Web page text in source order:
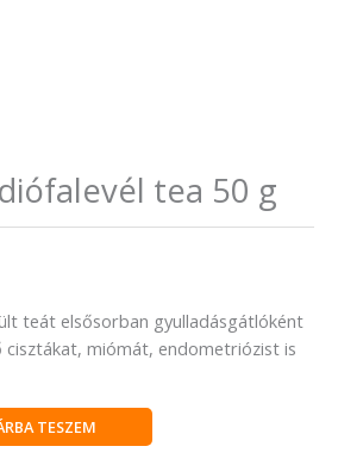
tea 50 g
teát elsősorban gyulladásgátlóként
cisztákat, miómát, endometriózist is
TESZEM